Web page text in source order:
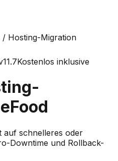
/ Hosting-Migration
Kostenlos inklusive
auf schnelleres oder
Downtime und Rollback-